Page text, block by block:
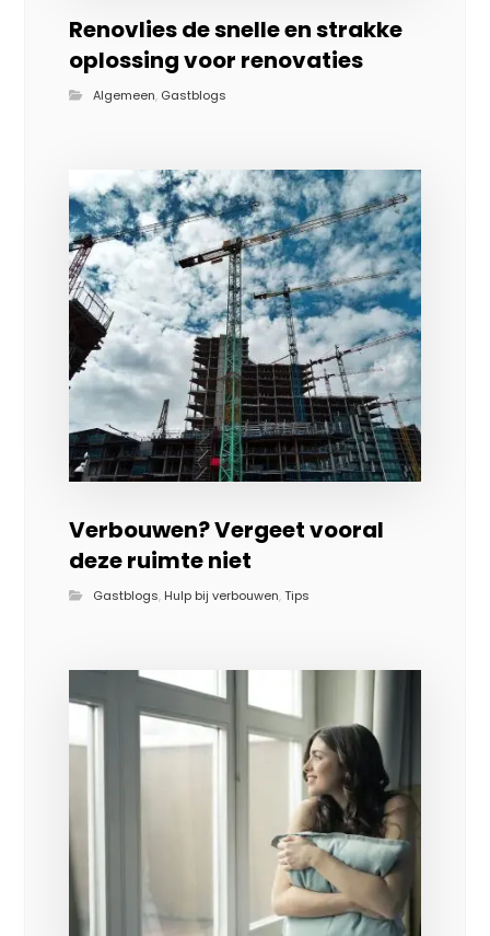
Renovlies de snelle en strakke
oplossing voor renovaties
Algemeen, Gastblogs
Verbouwen? Vergeet vooral
deze ruimte niet
Gastblogs, Hulp bij verbouwen,Tips